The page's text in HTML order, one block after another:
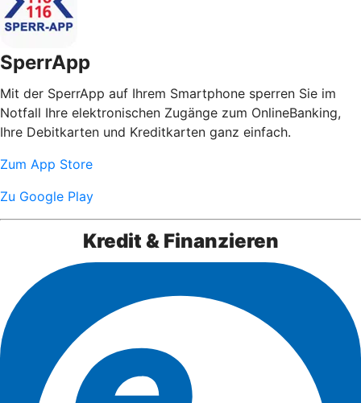
SperrApp
Mit der SperrApp auf Ihrem Smartphone sperren Sie im
Notfall Ihre elektronischen Zugänge zum OnlineBanking,
Ihre Debitkarten und Kreditkarten ganz einfach.
Zum App Store
Zu Google Play
Kredit & Finanzieren